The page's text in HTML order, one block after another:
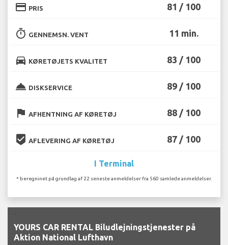
credit_card PRIS 81 / 100
timer GENNEMSN. VENT 11 min.
directions_car KØRETØJETS KVALITET 83 / 100
room_service DISKSERVICE 89 / 100
flag AFHENTNING AF KØRETØJ 88 / 100
beenhere AFLEVERING AF KØRETØJ 87 / 100
I Terminal
* beregninet på grundlag af 22 seneste anmeldelser fra 560 samlede anmeldelser.
YOURS CAR RENTAL Biludlejningstjenester på
Aktion National Lufthavn